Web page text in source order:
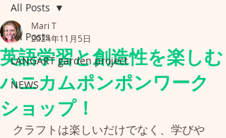
All Posts
LANGART garden project
NEWS
All Posts
英語学習と創造性を楽しむ
ハニカムポンポンワーク
ショップ！
Mari T
2024年11月5日
クラフトは楽しいだけでなく、学びや